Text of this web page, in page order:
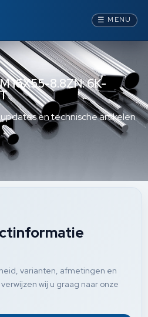
☰ MENU
16X55-8.8ZN: 6K-
en technische artikelen
varianten, afmetingen en
wij u graag naar onze